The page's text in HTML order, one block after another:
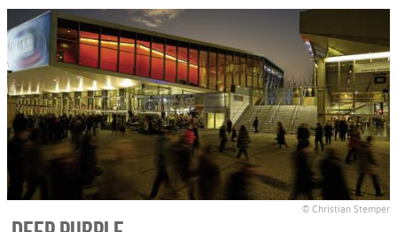
© Christian Stemper